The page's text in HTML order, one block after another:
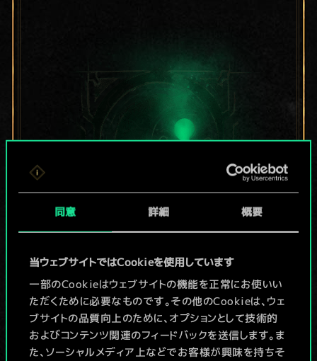
同意 詳細 概要
当ウェブサイトではCookieを使用しています
一部のCookieはウェブサイトの機能を正常にお使いい
ただくために必要なものです。その他のCookieは、ウェ
ブサイトの品質向上のために、オプションとして技術的
およびコンテンツ関連のフィードバックを送信します。ま
た、ソーシャルメディア上などでお客様が興味を持ちそ
現在はまだこれし
か共有デッキがあ
りませんが、
続々追加中！